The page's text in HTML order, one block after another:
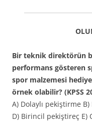
Bir teknik direktörün
performans gösteren
spor malzemesi
örnek olabilir? (KPSS
A) Dolaylı pekiştirme
D) Birincil pekiştireç E)